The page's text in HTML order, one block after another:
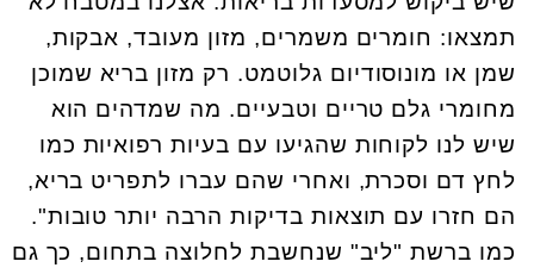
תמצאו: חומרים משמרים, מזון מעובד, אבקות,
שמן או מונוסודיום גלוטמט. רק מזון בריא שמוכן
מחומרי גלם טריים וטבעיים. מה שמדהים הוא
שיש לנו לקוחות שהגיעו עם בעיות רפואיות כמו
לחץ דם וסכרת, ואחרי שהם עברו לתפריט בריא,
הם חזרו עם תוצאות בדיקות הרבה יותר טובות".
כמו ברשת "ליב" שנחשבת לחלוצה בתחום, כך גם